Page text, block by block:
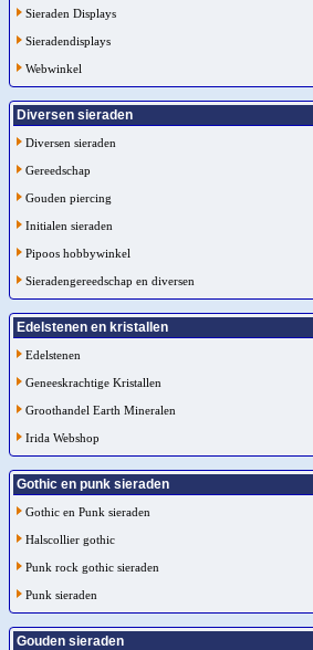
Sieraden Displays
Sieradendisplays
Webwinkel
Diversen sieraden
Diversen sieraden
Gereedschap
Gouden piercing
Initialen sieraden
Pipoos hobbywinkel
Sieradengereedschap en diversen
Edelstenen en kristallen
Edelstenen
Geneeskrachtige Kristallen
Groothandel Earth Mineralen
Irida Webshop
Gothic en punk sieraden
Gothic en Punk sieraden
Halscollier gothic
Punk rock gothic sieraden
Punk sieraden
Gouden sieraden